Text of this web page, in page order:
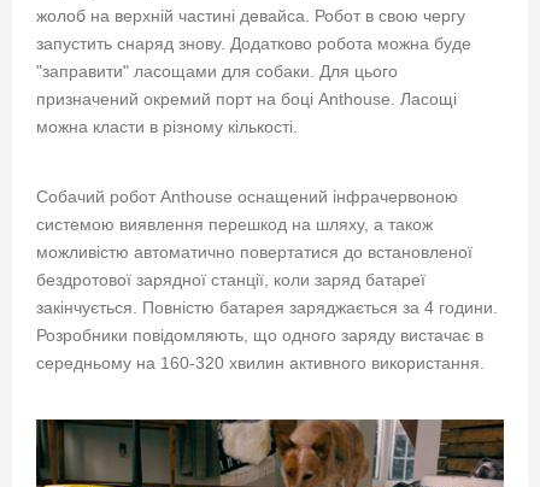
жолоб на верхній частині девайса. Робот в свою чергу
запустить снаряд знову. Додатково робота можна буде
"заправити" ласощами для собаки. Для цього
призначений окремий порт на боці Anthouse. Ласощі
можна класти в різному кількості.
Собачий робот Anthouse оснащений інфрачервоною
системою виявлення перешкод на шляху, а також
можливістю автоматично повертатися до встановленої
бездротової зарядної станції, коли заряд батареї
закінчується. Повністю батарея заряджається за 4 години.
Розробники повідомляють, що одного заряду вистачає в
середньому на 160-320 хвилин активного використання.